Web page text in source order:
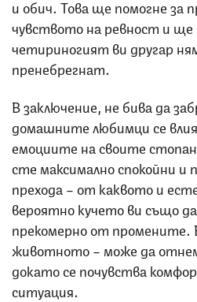
и обич. Това ще помогне за
чувството на ревност и ще
четириногият ви другар
пренебрегнат.
В заключение, не бива да
домашните любимци се
емоциите на своите
сте максимално спокойни и
прехода – от каквото и
вероятно кучето ви също
прекомерно от промените.
животното – може да
докато се почувства
ситуация.